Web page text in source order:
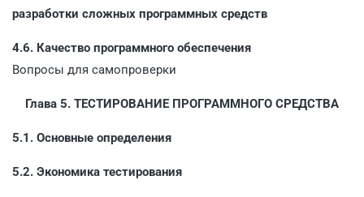
разработки сложных программных средств
4.6. Качество программного обеспечения
Вопросы для самопроверки
Глава 5. ТЕСТИРОВАНИЕ ПРОГРАММНОГО СРЕДСТВА
5.1. Основные определения
5.2. Экономика тестирования